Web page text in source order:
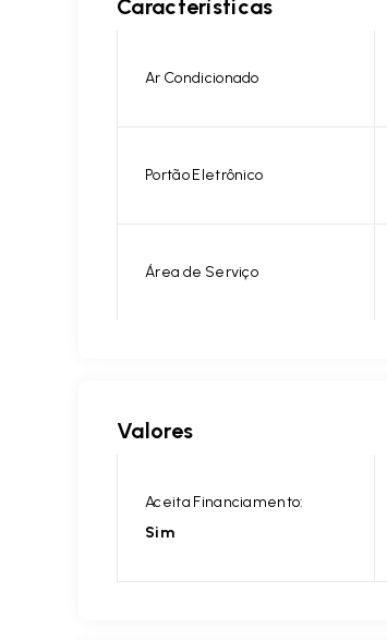
Características
Ar Condicionado
Portão Eletrônico
Área de Serviço
Valores
Aceita Financiamento:
Sim